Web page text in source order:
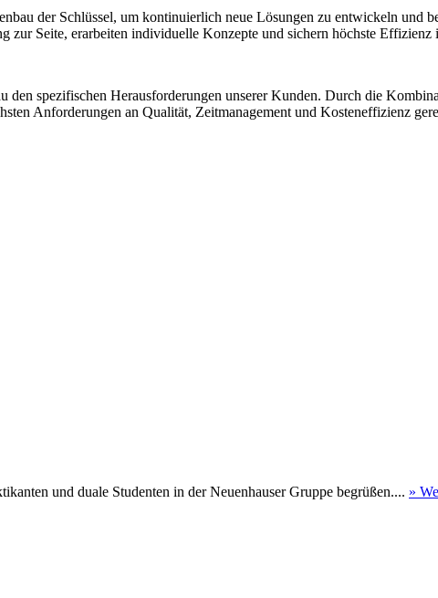
der Schlüssel, um kontinuierlich neue Lösungen zu entwickeln und
Seite, erarbeiten individuelle Konzepte und sichern höchste Effizienz
spezifischen Herausforderungen unserer Kunden. Durch die
Anforderungen an Qualität, Zeitmanagement und Kosteneffizienz
und duale Studenten in der Neuenhauser Gruppe begrüßen.... »